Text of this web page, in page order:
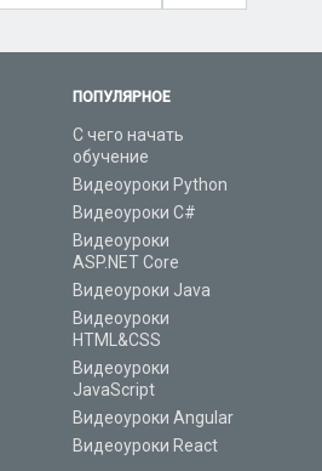
ПОПУЛЯРНОЕ
С чего начать
обучение
Видеоуроки Python
Видеоуроки C#
Видеоуроки
ASP.NET Core
Видеоуроки Java
Видеоуроки
HTML&CSS
Видеоуроки
JavaScript
Видеоуроки Angular
Видеоуроки React